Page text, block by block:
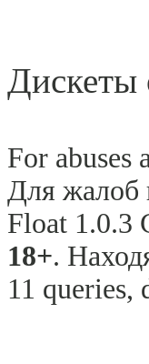
For abuses
Для жалоб
Float 1.0.3
18+.
11 queries,